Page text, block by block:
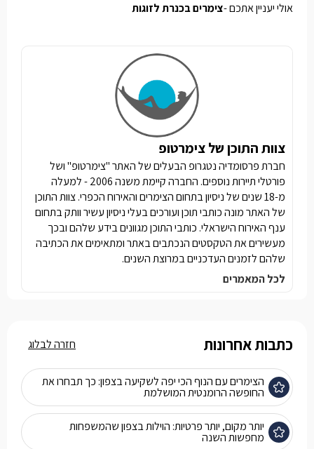
אולי יעניין אתכם -צימרים בכנרת לזוגות
צוות התוכן של צימרטופ
חברת פרסומדיה נטגרופ הבעלים של האתר "צימרטופ" ושל
פורטלי תיירות נוספים. החברה קיימת משנה 2006 - למעלה
מ-18 שנים של ניסיון בתחום הצימרים והאירוח הכפרי. צוות התוכן
של האתר מונה כותבי תוכן ועורכים בעלי ניסיון עשיר וותק בתחום
ענף האירוח הישראלי. כותבי התוכן מגוונים בידע שלהם ובכך
מעשירים את הטקסטים הנכתבים באתר ומתאימים את הכתיבה
שלהם לזמנים העדכניים במרוצת השנים.
לכל המאמרים
כתבות אחרונות
הצימרים עם הנוף הכי יפה לשקיעה בצפון: כך תבחרו את
החופשה הרומנטית המושלמת
יותר מקום, יותר פרטיות: הוילות בצפון שהמשפחות
מחפשות השנה
חזרה לבלוג